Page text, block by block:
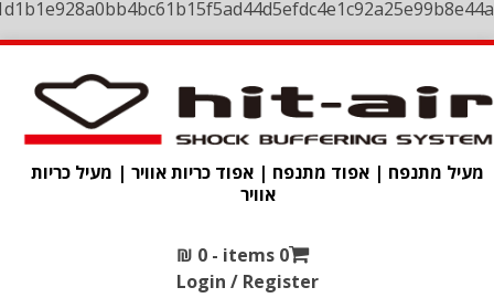
מעיל מתנפח | אפוד מתנפח | אפוד כריות אוויר | מעיל כריות
אוויר
0 items -
₪ 0
Login / Register